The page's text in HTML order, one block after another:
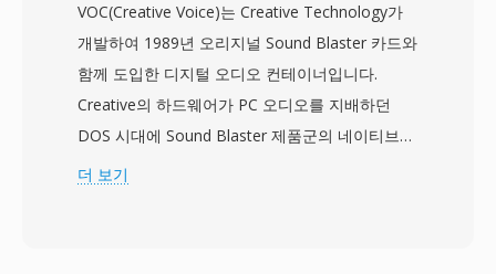
하나는 절대적 미니멀리즘으로, 오버헤드 바이트
없이 파일의 모든 비트가 오디오 데이터여서 저장
이 킬로바이트 단위로 측정되던 시절에 중요했습
니다. 이 포맷은 파싱 없이 사운드 하드웨어로 직
접 파이프할 수 있어 느린 프로세서에서도 실시간
재생이 가능했습니다. 단순함에도 불구하고,
VOC(Creative Voice)는 Creative Technology가
개발하여 1989년 오리지널 Sound Blaster 카드와
함께 도입한 디지털 오디오 컨테이너입니다.
Creative의 하드웨어가 PC 오디오를 지배하던
DOS 시대에 Sound Blaster 제품군의 네이티브
오디오 포맷으로 사용되었습니다. VOC 파일은 블
더 보기